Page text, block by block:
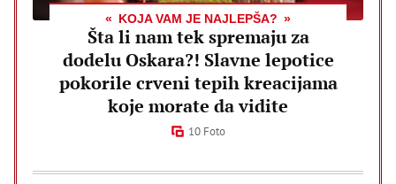
KOJA VAM JE NAJLEPŠA?
Šta li nam tek spremaju za
dodelu Oskara?! Slavne lepotice
pokorile crveni tepih kreacijama
koje morate da vidite
10 Foto